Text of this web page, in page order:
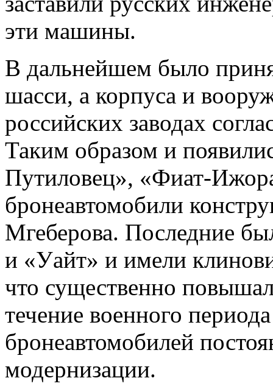
эти машины.
В дальнейшем было
шасси, а корпуса и
российских заводах
Таким образом и
Путиловец», «Фиат-
бронеавтомобили
Мгеберова. Последние
и «Уайт» и имели
что существенно
течение военного
бронеавтомобилей
модернизации.